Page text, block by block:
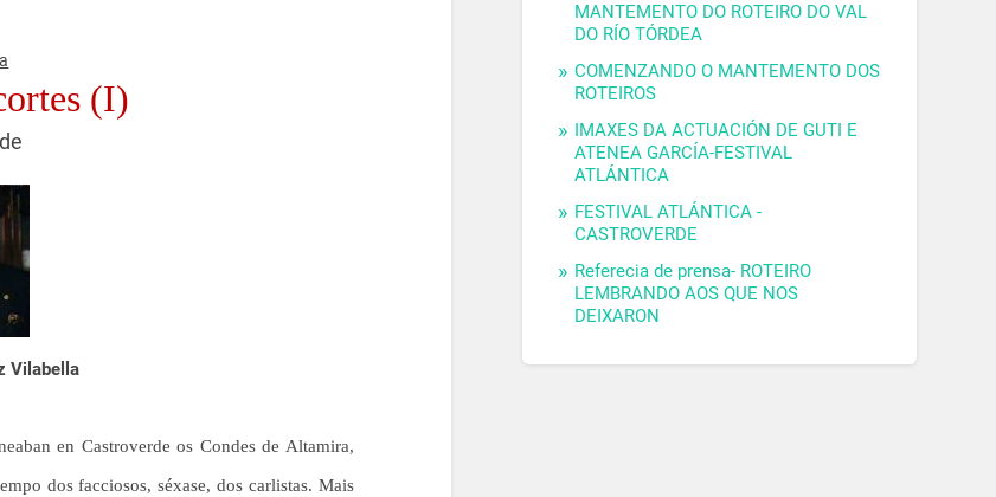
(I)
Vilabella
en Castroverde os Condes de Altamira,
dos facciosos, séxase, dos carlistas. Mais
MANTEMENTO DO ROTEIRO DO VAL
DO RÍO TÓRDEA
COMENZANDO O MANTEMENTO DOS
ROTEIROS
IMAXES DA ACTUACIÓN DE GUTI E
ATENEA GARCÍA-FESTIVAL
ATLÁNTICA
FESTIVAL ATLÁNTICA -
CASTROVERDE
Referecia de prensa- ROTEIRO
LEMBRANDO AOS QUE NOS
DEIXARON